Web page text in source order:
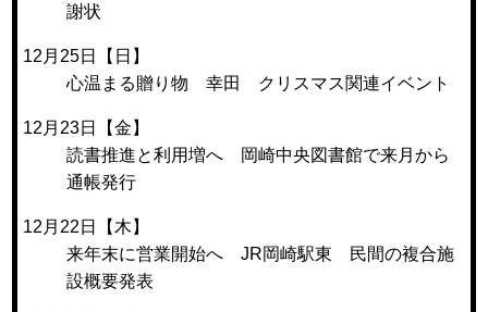
謝状
12月25日【日】
心温まる贈り物 幸田 クリスマス関連イベント
12月23日【金】
読書推進と利用増へ 岡崎中央図書館で来月から
通帳発行
12月22日【木】
来年末に営業開始へ JR岡崎駅東 民間の複合施
設概要発表